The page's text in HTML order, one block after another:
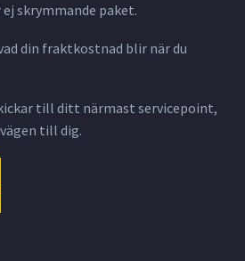
skrymmande paket.
din fraktkostnad blir när du
till ditt närmast servicepoint,
till dig.